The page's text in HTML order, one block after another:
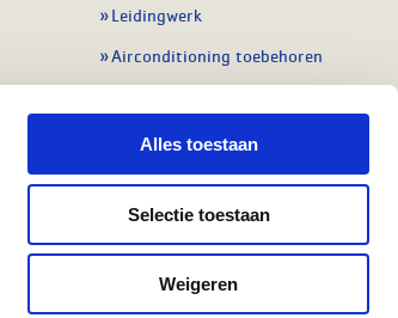
Alles toestaan
Selectie toestaan
Weigeren
Leidingwerk
Airconditioning toebehoren
Regelapparatuur
Alle koeling